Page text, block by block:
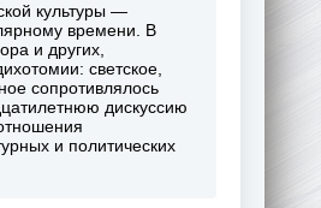
культуры —
времени. В
и других,
светское,
сопротивлялось
дискуссию
и политических